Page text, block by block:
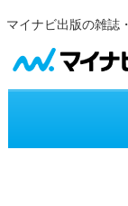
マイナビ出版の雑誌